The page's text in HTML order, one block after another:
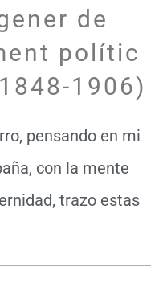
de
polític
1906)
pensando en mi
con la mente
trazo estas